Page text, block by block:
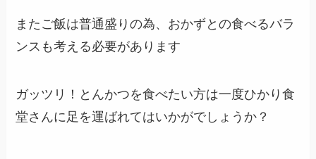
またご飯は普通盛りの為、おかずとの食べるバラ
ンスも考える必要があります
ガッツリ！とんかつを食べたい方は一度ひかり食
堂さんに足を運ばれてはいかがでしょうか？